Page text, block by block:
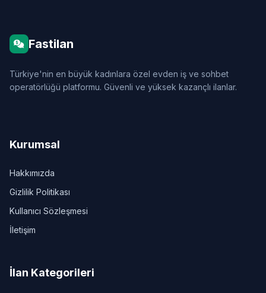
Fastilan
Türkiye'nin en büyük kadınlara özel evden iş ve sohbet
operatörlüğü platformu. Güvenli ve yüksek kazançlı ilanlar.
Kurumsal
Hakkımızda
Gizlilik Politikası
Kullanıcı Sözleşmesi
İletişim
İlan Kategorileri